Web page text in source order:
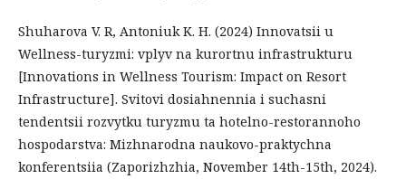
Shuharova V. R, Antoniuk K. H. (2024) Innovatsii u
Wellness-turyzmi: vplyv na kurortnu infrastrukturu
[Innovations in Wellness Tourism: Impact on Resort
Infrastructure]. Svitovi dosiahnennia i suchasni
tendentsii rozvytku turyzmu ta hotelno-restorannoho
hospodarstva: Mizhnarodna naukovo-praktychna
konferentsiia (Zaporizhzhia, November 14th-15th, 2024).